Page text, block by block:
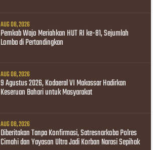
AUG 08, 2026
Pemkab Wajo Meriahkan HUT RI ke-81, Sejumlah
Lomba di Pertandingkan
AUG 08, 2026
9 Agustus 2026, Kodaeral VI Makassar Hadirkan
Keseruan Bahari untuk Masyarakat
AUG 08, 2026
Diberitakan Tanpa Konfirmasi, Satresnarkoba Polres
Cimahi dan Yayasan Ultra Jadi Korban Narasi Sepihak